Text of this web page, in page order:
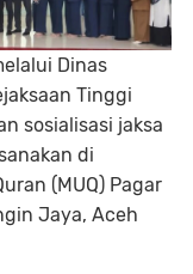
Dinas
Tinggi
sosialisasi jaksa
di
(MUQ) Pagar
Jaya, Aceh